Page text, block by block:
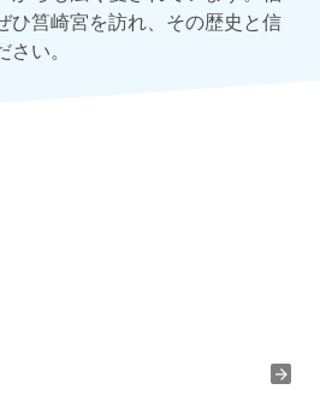
ひ筥崎宮を訪れ、その歴史と信
い。